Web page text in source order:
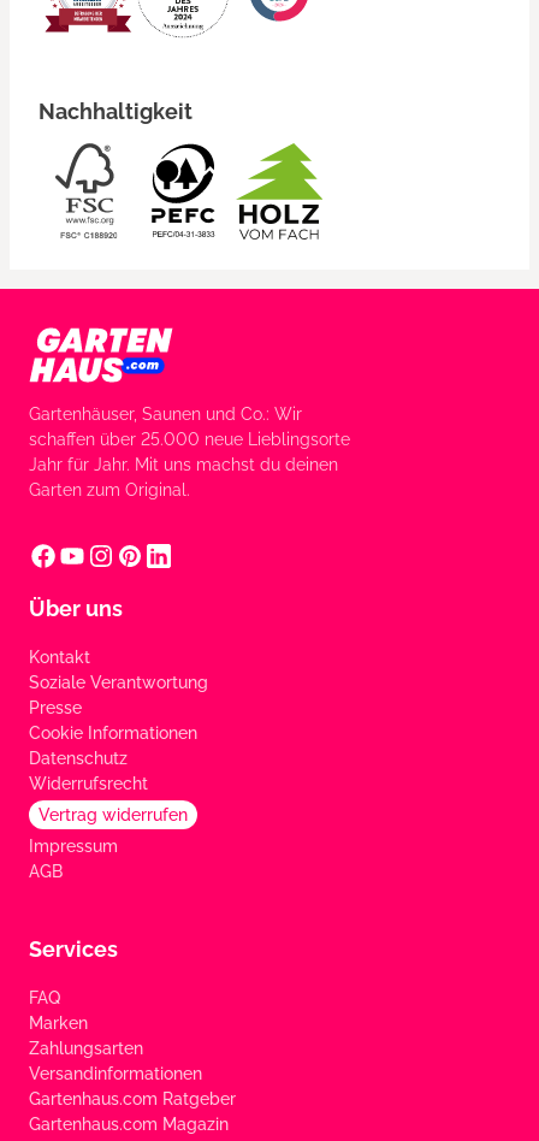
Nachhaltigkeit
Gartenhäuser, Saunen und Co.: Wir
schaffen über 25.000 neue Lieblingsorte
Jahr für Jahr. Mit uns machst du deinen
Garten zum Original.
Über uns
Kontakt
Soziale Verantwortung
Presse
Cookie Informationen
Datenschutz
Widerrufsrecht
Vertrag widerrufen
Impressum
AGB
Services
FAQ
Marken
Zahlungsarten
Versandinformationen
Gartenhaus.com Ratgeber
Gartenhaus.com Magazin